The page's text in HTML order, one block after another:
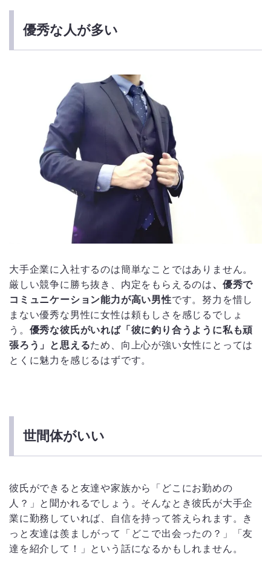
優秀な人が多い
大手企業に入社するのは簡単なことではありません。
厳しい競争に勝ち抜き、内定をもらえるのは、優秀で
コミュニケーション能力が高い男性です。努力を惜し
まない優秀な男性に女性は頼もしさを感じるでしょ
う。 優秀な彼氏がいれば「彼に釣り合うように私も頑
張ろう」と思えるため、向上心が強い女性にとっては
とくに魅力を感じるはずです。
世間体がいい
彼氏ができると友達や家族から「どこにお勤めの
人？」と聞かれるでしょう。そんなとき彼氏が大手企
業に勤務していれば、自信を持って答えられます。き
っと友達は羨ましがって「どこで出会ったの？」「友
達を紹介して！」という話になるかもしれません。